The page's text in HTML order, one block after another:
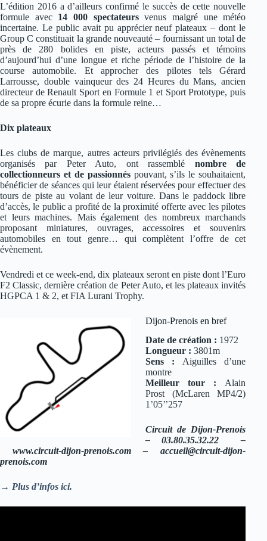
L’édition 2016 a d’ailleurs confirmé le succès de cette nouvelle
formule avec14 000 spectateursvenus malgré une météo
incertaine. Le public avait pu apprécier neuf plateaux – dont le
Group C constituait la grande nouveauté – fournissant un total de
près de 280 bolides en piste, acteurs passés et témoins
d’aujourd’hui d’une longue et riche période de l’histoire de la
course automobile. Et approcher des pilotes tels Gérard
Larrousse, double vainqueur des 24 Heures du Mans, ancien
directeur de Renault Sport en Formule 1 et Sport Prototype, puis
de sa propre écurie dans la formule reine…
Dix plateaux
Les clubs de marque, autres acteurs privilégiés des évènements
organisés par Peter Auto, ont rassemblé nombre de
collectionneurs et de passionnéspouvant, s’ils le souhaitaient,
bénéficier de séances qui leur étaient réservées pour effectuer des
tours de piste au volant de leur voiture. Dans le paddock libre
d’accès, le public a profité de la proximité offerte avec les pilotes
et leurs machines. Mais également des nombreux marchands
proposant miniatures, ouvrages, accessoires et souvenirs
automobiles en tout genre… qui complètent l’offre de cet
évènement.
Vendredi et ce week-end, dix plateaux seront en piste dont l’Euro
F2 Classic, dernière création de Peter Auto, et les plateaux invités
HGPCA 1 & 2, et FIA Lurani Trophy.
Dijon-Prenois en bref
Date de création : 1972
Longueur : 3801m
Sens : Aiguilles d’une
montre
Meilleur tour :Alain
Prost (McLaren MP4/2)
1’05’’257
Circuit de Dijon-Prenois
– 03.80.35.32.22 –
www.circuit-dijon-prenois.com –accueil@circuit-dijon-
prenois.com
→ Plus d’infos ici.